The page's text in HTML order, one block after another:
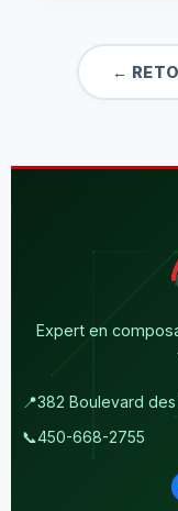
←
Expert en
📍382 Boulevard
📞450-668-2755